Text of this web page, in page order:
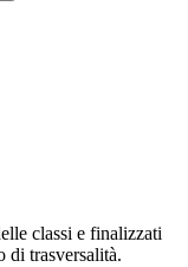
classi e finalizzati
di trasversalità.